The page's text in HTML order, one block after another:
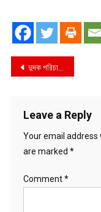
Post
দুদক পরিচালক সাময়িক বরখাস্ত
Leave a Reply
Your email address
are marked *
Comment*